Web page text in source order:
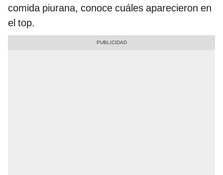
comida piurana, conoce cuáles aparecieron en
el top.